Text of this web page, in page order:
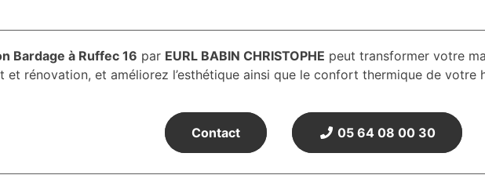
Bardage à Ruffec 16 par EURL BABIN CHRISTOPHE peut transformer votre
et rénovation, et améliorez l’esthétique ainsi que le confort thermique de
Contact 05 64 08 00 30